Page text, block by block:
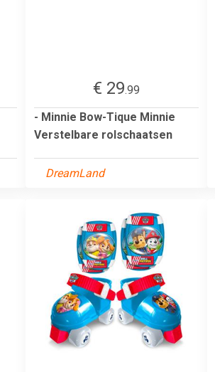
€ 29.99
- Minnie Bow-Tique Minnie
Verstelbare rolschaatsen
DreamLand